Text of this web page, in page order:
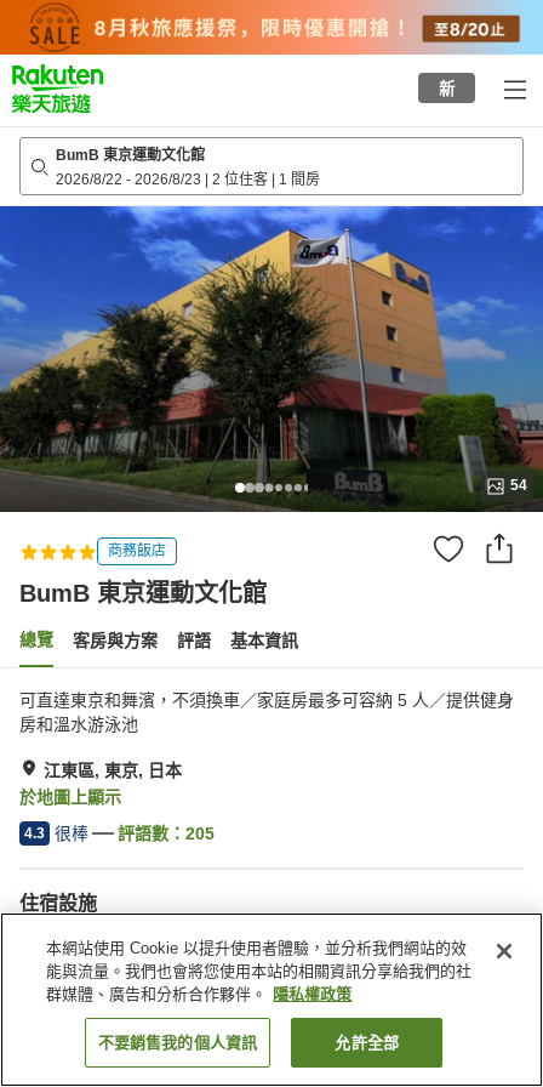
top
page
新
BumB 東京運動文化館
2026/8/22 - 2026/8/23 | 2 位住客 | 1 間房
54
商務飯店
BumB 東京運動文化館
總覽 客房與方案 評語 基本資訊
可直達東京和舞濱，不須換車／家庭房最多可容納 5 人／提供健身
房和溫水游泳池
江東區, 東京, 日本
於地圖上顯示
4.3 很棒 評語數： 205
住宿設施
停車場
健身房
游泳池
餐廳
找客房
本網站使用 Cookie 以提升使用者體驗，並分析我們網站的效
能與流量。我們也會將您使用本站的相關資訊分享給我們的社
群媒體、廣告和分析合作夥伴。
隱私權政策
不要銷售我的個人資訊 允許全部